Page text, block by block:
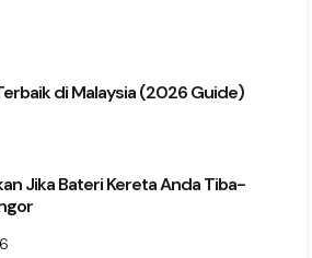
di Malaysia (2026 Guide)
Jika Bateri Kereta Anda Tiba-